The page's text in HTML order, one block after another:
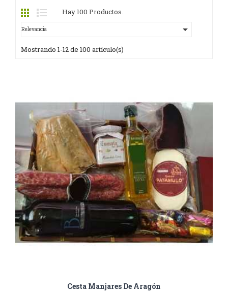
Hay 100 Productos.
Relevancia 
Mostrando 1-12 de 100 artículo(s)
Cesta Manjares De Aragón